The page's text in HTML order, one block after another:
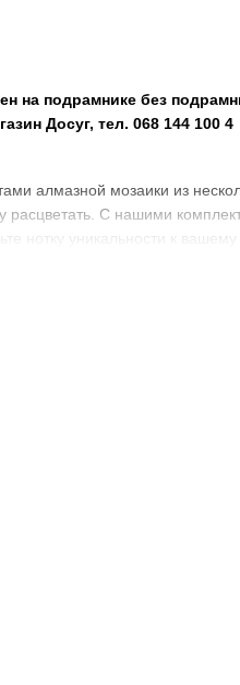
на подрамнике без
Досуг, тел. 068 144 100 4
алмазной мозаики из
расцветать. С нашими
нотку уникальности к